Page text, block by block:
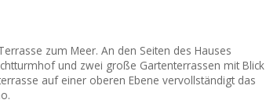
zum Meer. An den Seiten des Hauses
und zwei große Gartenterrassen mit Blick
auf einer oberen Ebene vervollständigt das